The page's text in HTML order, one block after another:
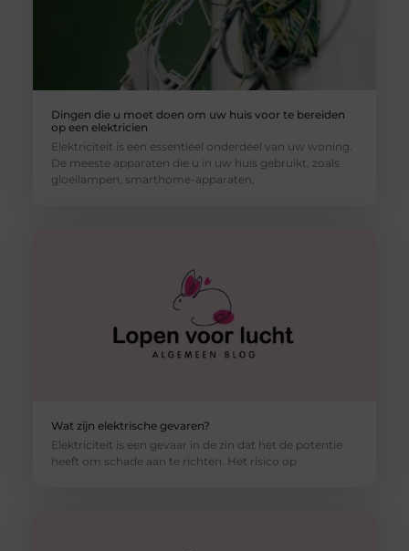
Dingen die u moet doen om uw huis voor te bereiden
op een elektricien
Elektriciteit is een essentieel onderdeel van uw woning.
De meeste apparaten die u in uw huis gebruikt, zoals
gloeilampen, smarthome-apparaten,
Wat zijn elektrische gevaren?
Elektriciteit is een gevaar in de zin dat het de potentie
heeft om schade aan te richten. Het risico op